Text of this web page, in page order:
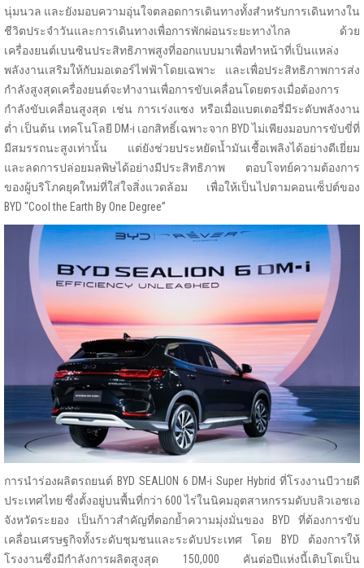
นุ่มนวล และยังมอบความอุ่นใจตลอดการเดินทางทั้งสำหรับการเดินทางใน
ชีวิตประจำวันและการเดินทางเพื่อการพักผ่อนระยะทางไกล ด้วย
เครื่องยนต์เบนซินประสิทธิภาพสูงที่ออกแบบมาเพื่อทำหน้าที่เป็นแหล่ง
พลังงานเสริมให้กับมอเตอร์ไฟฟ้าโดยเฉพาะ และเพื่อประสิทธิภาพการส่ง
กำลังสูงสุดเครื่องยนต์จะทำงานเพื่อการขับเคลื่อนโดยตรงเมื่อต้องการ
กำลังขับเคลื่อนสูงสุด เช่น การเร่งแซง หรือเมื่อแบตเตอรี่มีระดับพลังงาน
ต่ำ เป็นต้น เทคโนโลยี DM-i เอกสิทธิ์เฉพาะจาก BYD ไม่เพียงมอบการขับขี่ที่
มีสมรรถนะสูงเท่านั้น แต่ยังช่วยประหยัดน้ำมันเชื้อเพลิงได้อย่างดีเยี่ยม
และลดการปล่อยมลพิษได้อย่างมีประสิทธิภาพ ตอบโจทย์ความต้องการ
ของผู้บริโภคยุคใหม่ที่ใส่ใจสิ่งแวดล้อม เพื่อให้เป็นไปตามคอนเซ็ปต์ของ
BYD “Cool the Earth By One Degree”
การนำร่องผลิตรถยนต์ BYD SEALION 6 DM-i Super Hybrid ที่โรงงานบีวายดี
ประเทศไทย ซึ่งตั้งอยู่บนพื้นที่กว่า 600 ไร่ในนิคมอุตสาหกรรมดับบลิวเอชเอ
จังหวัดระยอง เป็นก้าวสำคัญที่ตอกย้ำความมุ่งมั่นของ BYD ที่ต้องการขับ
เคลื่อนเศรษฐกิจทั้งระดับชุมชนและระดับประเทศ โดย BYD ต้องการให้
โรงงานซึ่งมีกำลังการผลิตสูงสุด 150,000 คันต่อปีแห่งนี้เติบโตเป็น